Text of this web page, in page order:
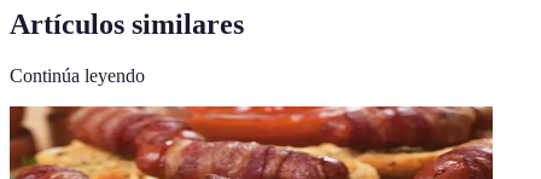
Artículos similares
Continúa leyendo